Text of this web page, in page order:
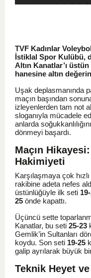
TVF Kadınlar
İstiklal Spor Kulübü,
Altın Kanatlar’ı
hanesine altın
Uşak deplasmanında
maçın başından
izleyenlerden tam not
sloganıyla mücadele
anlarda
dönmeyi başardı.
Maçın
Hakimiyeti
Karşılaşmaya çok
rakibine adeta nefes
üstünlüğüyle ilk seti
25 önde kapattı.
Üçüncü sette
Kanatlar, bu seti 25-23
Gemlik’in Sultanları
koydu. Son seti 19-25
galip ayrılarak büyük
Teknik Heyet